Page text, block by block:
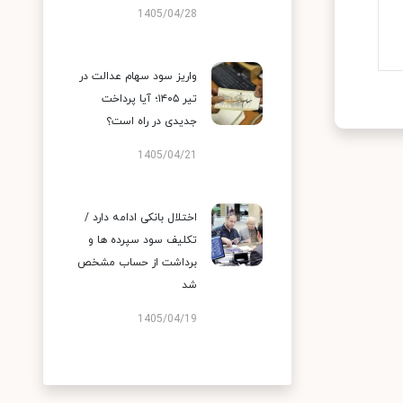
1405/04/28
واریز سود سهام عدالت در
تیر ۱۴۰۵؛ آیا پرداخت
جدیدی در راه است؟
1405/04/21
اختلال بانکی ادامه دارد /
تکلیف سود سپرده ها و
برداشت از حساب مشخص
شد
1405/04/19